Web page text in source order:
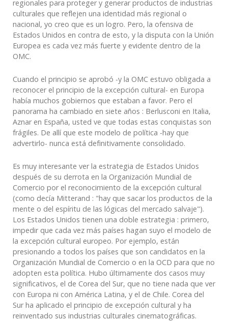
regionales para proteger y generar productos de industrias
culturales que reflejen una identidad más regional o
nacional, yo creo que es un logro. Pero, la ofensiva de
Estados Unidos en contra de esto, y la disputa con la Unión
Europea es cada vez más fuerte y evidente dentro de la
OMC.
Cuando el principio se aprobó -y la OMC estuvo obligada a
reconocer el principio de la excepción cultural- en Europa
había muchos gobiernos que estaban a favor. Pero el
panorama ha cambiado en siete años : Berlusconi en Italia,
Aznar en España, usted ve que todas estas conquistas son
frágiles. De allí que este modelo de política -hay que
advertirlo- nunca está definitivamente consolidado.
Es muy interesante ver la estrategia de Estados Unidos
después de su derrota en la Organización Mundial de
Comercio por el reconocimiento de la excepción cultural
(como decía Mitterand : "hay que sacar los productos de la
mente o del espíritu de las lógicas del mercado salvaje").
Los Estados Unidos tienen una doble estrategia : primero,
impedir que cada vez más países hagan suyo el modelo de
la excepción cultural europeo. Por ejemplo, están
presionando a todos los países que son candidatos en la
Organización Mundial de Comercio o en la OCD para que no
adopten esta política. Hubo últimamente dos casos muy
significativos, el de Corea del Sur, que no tiene nada que ver
con Europa ni con América Latina, y el de Chile. Corea del
Sur ha aplicado el principio de excepción cultural y ha
reinventado sus industrias culturales cinematográficas.